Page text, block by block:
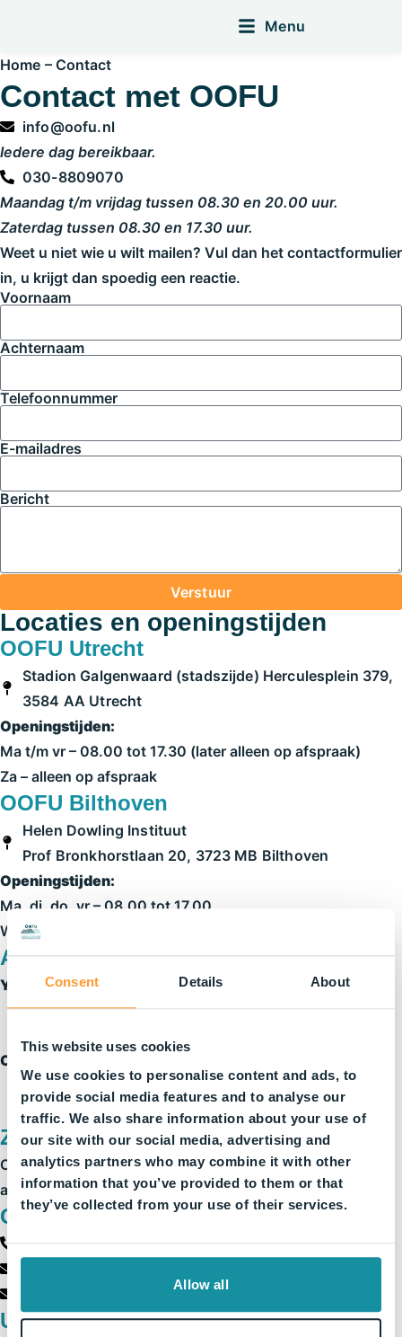
Consent Details About
This website uses cookies
We use cookies to personalise content and ads, to
provide social media features and to analyse our
traffic. We also share information about your use of
our site with our social media, advertising and
analytics partners who may combine it with other
information that you’ve provided to them or that
they’ve collected from your use of their services.
Allow all
Menu
Home – Contact
Contact met OOFU
info@oofu.nl
Iedere dag bereikbaar.
030-8809070
Maandag t/m vrijdag tussen 08.30 en 20.00 uur.
Zaterdag tussen 08.30 en 17.30 uur.
Weet u niet wie u wilt mailen? Vul dan het contactformulier
in, u krijgt dan spoedig een reactie.
Voornaam
Achternaam
Telefoonnummer
E-mailadres
Bericht
Verstuur
Locaties en openingstijden
OOFU Utrecht
Stadion Galgenwaard (stadszijde) Herculesplein 379,
3584 AA Utrecht
Openingstijden:
Ma t/m vr – 08.00 tot 17.30 (later alleen op afspraak)
Za – alleen op afspraak
OOFU Bilthoven
Helen Dowling Instituut
Prof Bronkhorstlaan 20, 3723 MB Bilthoven
Openingstijden:
Ma, di, do, vr – 08.00 tot 17.00
Wo – gesloten
Abonnementen bij OOFU (Utrecht)
Yoga (alleen met abonnement)
Maandag – 18.15 tot 19.15
OOFU-FIT (alleen met abonnement)
Ma t/m vr – 16.00 tot 17.00
Donderdag – geen OOFU-FIT
Zorgpartners op locatie Utrecht
Op locatie OOFU Utrecht te vinden, maar altijd een
afspraak noodzakelijk:
Oncologiediëtist — Herma ten Have
088-1239988
dietist-utrecht@careyn.nl
Uniquebody — Adrie Donkersloot